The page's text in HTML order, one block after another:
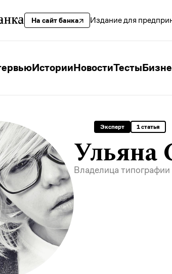
На сайт банка Издание для
ИсторииНовостиТесты
Эксперт 1 статья
Ульяна
Владелица